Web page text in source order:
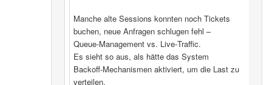
Manche alte Sessions konnten noch Tickets
buchen, neue Anfragen schlugen fehl –
Queue‑Management vs. Live‑Traffic.
Es sieht so aus, als hätte das System
Backoff‑Mechanismen aktiviert, um die Last zu
verteilen.